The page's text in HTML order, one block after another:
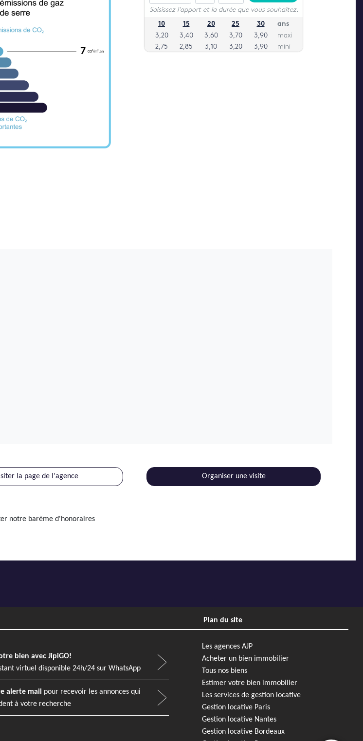
7 CO²/m².an
la page de l'agence Organiser une visite
notre barème d'honoraires
Plan du site
bien avec JipiGO!
virtuel disponible 24h/24 sur WhatsApp
alerte mail pour recevoir les annonces qui
à votre recherche
Les agences AJP
Acheter un bien immobilier
Tous nos biens
Estimer votre bien immobilier
Les services de gestion locative
Gestion locative Paris
Gestion locative Nantes
Gestion locative Bordeaux